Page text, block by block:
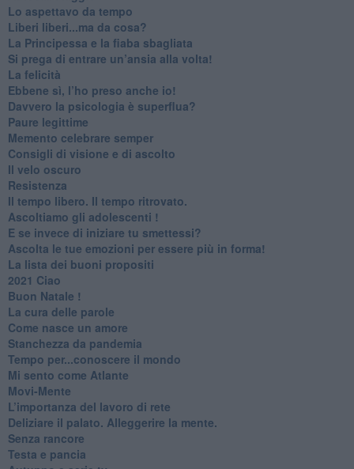
​Lo aspettavo da tempo
​Liberi liberi...ma da cosa?
​La Principessa e la fiaba sbagliata
Si prega di entrare un’ansia alla volta!
​La felicità
​Ebbene sì, l’ho preso anche io!
​Davvero la psicologia è superflua?
Paure legittime
​Memento celebrare semper
​Consigli di visione e di ascolto
​Il velo oscuro
Resistenza
​Il tempo libero. Il tempo ritrovato.
Ascoltiamo gli adolescenti !
​E se invece di iniziare tu smettessi?
​Ascolta le tue emozioni per essere più in forma!
​La lista dei buoni propositi
2021 Ciao
Buon Natale !
​La cura delle parole
​Come nasce un amore
Stanchezza da pandemia
​Tempo per...conoscere il mondo
​Mi sento come Atlante
​Movi-Mente
​L’importanza del lavoro di rete
​Deliziare il palato. Alleggerire la mente.
​Senza rancore
​Testa e pancia